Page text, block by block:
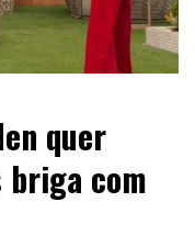
quer
briga com